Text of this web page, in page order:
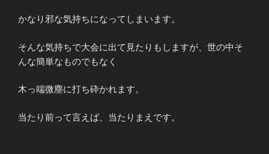
かなり邪な気持ちになってしまいます。
そんな気持ちで大会に出て見たりもしますが、世の中そ
んな簡単なものでもなく
木っ端微塵に打ち砕かれます。
当たり前って言えば、当たりまえです。